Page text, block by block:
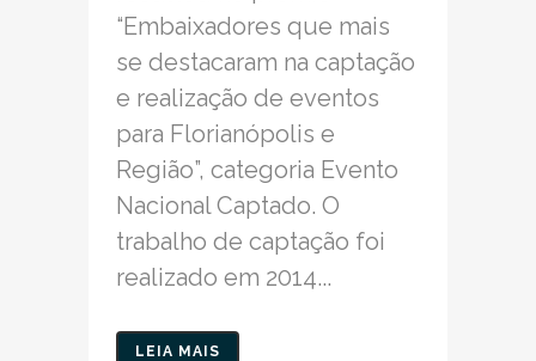
“Embaixadores que mais
se destacaram na captação
e realização de eventos
para Florianópolis e
Região”, categoria Evento
Nacional Captado. O
trabalho de captação foi
realizado em 2014...
LEIA MAIS